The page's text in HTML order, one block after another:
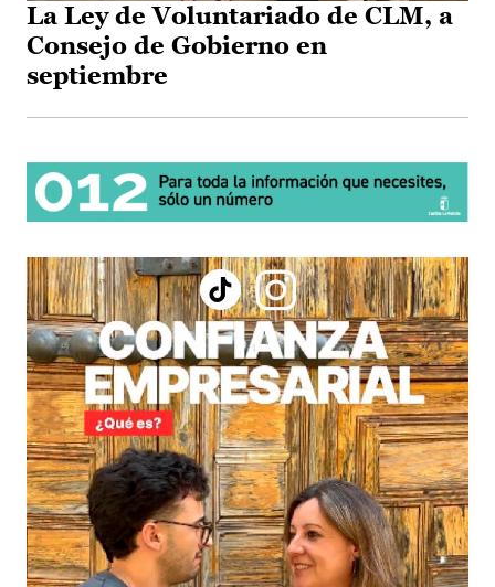
La Ley de Voluntariado de CLM, a
Consejo de Gobierno en
septiembre